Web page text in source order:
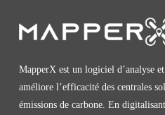
MapperX est un logiciel d’analyse
améliore l’efficacité des centrales
émissions de carbone. En